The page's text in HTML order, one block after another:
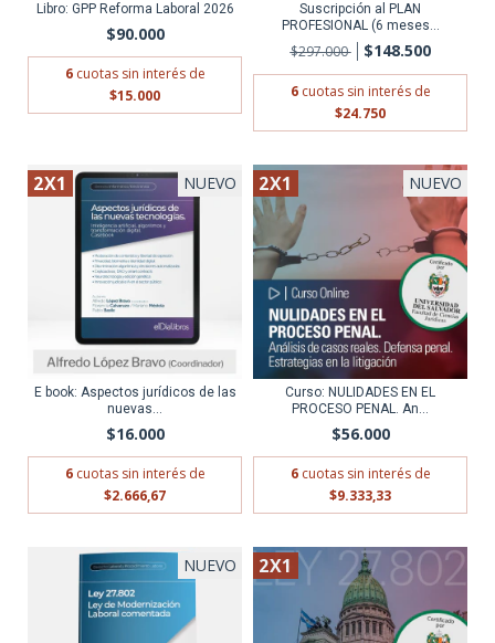
Libro: GPP Reforma Laboral 2026
$90.000
6 cuotas sin interés de
$15.000
Suscripción al PLAN
PROFESIONAL (6 meses...
$297.000 $148.500
6 cuotas sin interés de
$24.750
2X1 NUEVO
E book: Aspectos jurídicos de las
nuevas...
$16.000
6 cuotas sin interés de
$2.666,67
2X1 NUEVO
Curso: NULIDADES EN EL
PROCESO PENAL. An...
$56.000
6 cuotas sin interés de
$9.333,33
NUEVO 2X1